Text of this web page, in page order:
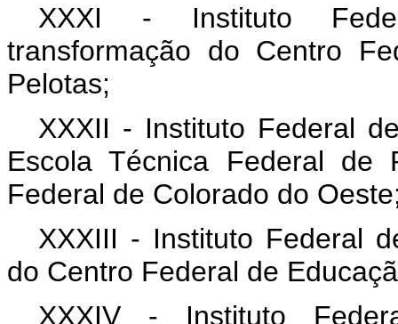
XXXI - Instituto
transformação do Centro
Pelotas;
XXXII - Instituto Federal
Escola Técnica Federal de
Federal de Colorado do
XXXIII - Instituto Federal
do Centro Federal de
XXXIV - Instituto